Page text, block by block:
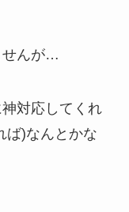
せんが…
対応してくれ
ば)なんとかな